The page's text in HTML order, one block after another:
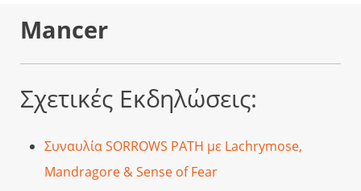
Mancer
Σχετικές Εκδηλώσεις:
Συναυλία SORROWS PATH με Lachrymose,
Mandragore & Sense of Fear